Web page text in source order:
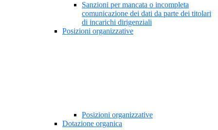
Sanzioni per mancata o incompleta
comunicazione dei dati da parte dei titolari
di incarichi dirigenziali
Posizioni organizzative
Posizioni organizzative
Dotazione organica